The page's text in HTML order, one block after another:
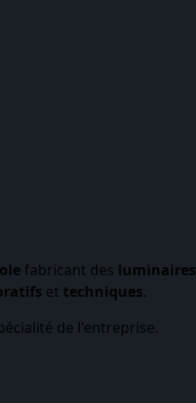
fabricant des luminaires
et techniques.
de l'entreprise.